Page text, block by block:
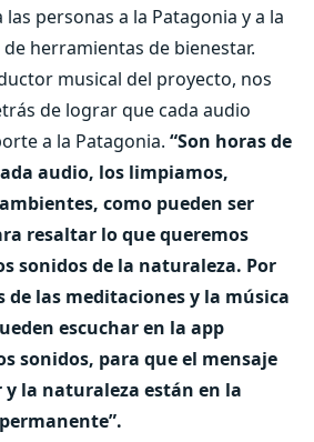
personas a la Patagonia y a la
herramientas de bienestar.
musical del proyecto, nos
de lograr que cada audio
a la Patagonia. “Son horas de
audio, los limpiamos,
como pueden ser
resaltar lo que queremos
sonidos de la naturaleza. Por
las meditaciones y la música
escuchar en la app
sonidos, para que el mensaje
y la naturaleza están en la